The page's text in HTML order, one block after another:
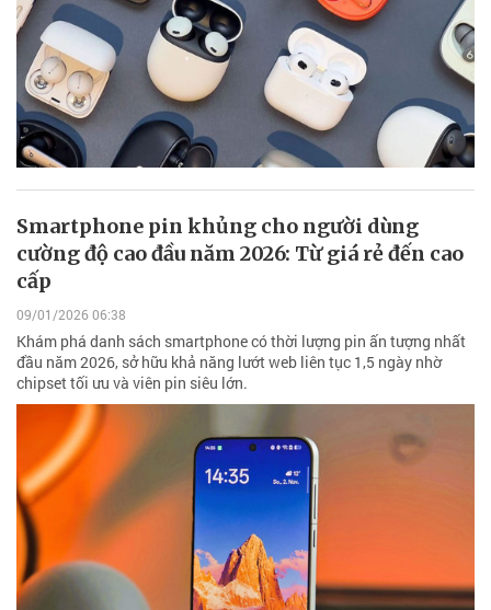
Smartphone pin khủng cho người dùng
cường độ cao đầu năm 2026: Từ giá rẻ đến cao
cấp
09/01/2026 06:38
Khám phá danh sách smartphone có thời lượng pin ấn tượng nhất
đầu năm 2026, sở hữu khả năng lướt web liên tục 1,5 ngày nhờ
chipset tối ưu và viên pin siêu lớn.